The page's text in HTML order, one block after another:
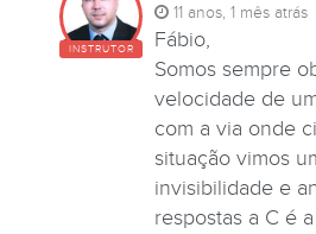
INSTRUTOR
11 anos, 1 mês atrás
Fábio,
Somos sempre
velocidade de
com a via onde
situação vimos
invisibilidade e
respostas a C é